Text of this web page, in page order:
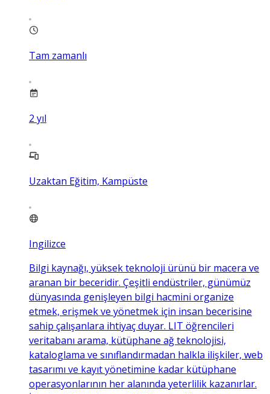
Tam zamanlı
2 yıl
Uzaktan Eğitim, Kampüste
Ingilizce
Bilgi kaynağı, yüksek teknoloji ürünü bir macera ve
aranan bir beceridir. Çeşitli endüstriler, günümüz
dünyasında genişleyen bilgi hacmini organize
etmek, erişmek ve yönetmek için insan becerisine
sahip çalışanlara ihtiyaç duyar. LIT öğrencileri
veritabanı arama, kütüphane ağ teknolojisi,
kataloglama ve sınıflandırmadan halkla ilişkiler, web
tasarımı ve kayıt yönetimine kadar kütüphane
operasyonlarının her alanında yeterlilik kazanırlar.